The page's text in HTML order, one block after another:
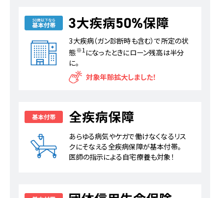
3大疾病（ガン診断時も含む）で所定の状
態※1 になったときにローン残高は半分
に。
対象年齢拡大しました！
あらゆる病気やケガで働けなくなるリス
クにそなえる全疾病保障が基本付帯。
医師の指示による自宅療養も対象！